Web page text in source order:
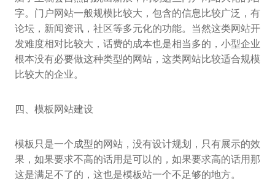
字。门户网站一般规模比较大，包含的信息比较广泛，有
论坛，新闻资讯，社区等多元化的功能。当然这类网站开
发难度相对比较大，话费的成本也是相当多的，小型企业
根本没有必要做这种类型的网站，这类网站比较适合规模
比较大的企业。
四、模板网站建设
模板只是一个成型的网站，没有设计规划，只有展示的效
果，如果要求不高的话用是可以的，如果要求高的话用那
这是满足不了的，这也是模板站一个不足够的地方。